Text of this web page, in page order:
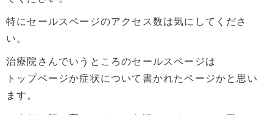
特にセールスページのアクセス数は気にしてくださ
い。
治療院さんでいうところのセールスページは
トップページか症状について書かれたページかと思い
ます。